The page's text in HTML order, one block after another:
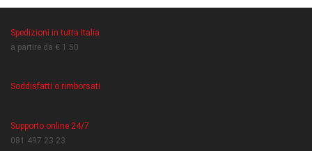
Spedizioni in tutta Italia
a partire da € 1.50
Soddisfatti o rimborsati
Supporto online 24/7
081 497 23 23